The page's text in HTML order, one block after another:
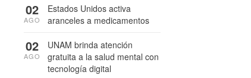
Estados Unidos activa
aranceles a medicamentos
02
AGO
UNAM brinda atención
gratuita a la salud mental con
tecnología digital
02
AGO